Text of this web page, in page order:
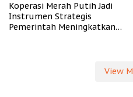
Koperasi Merah Putih Jadi
Instrumen Strategis
Pemerintah Meningkatkan
View